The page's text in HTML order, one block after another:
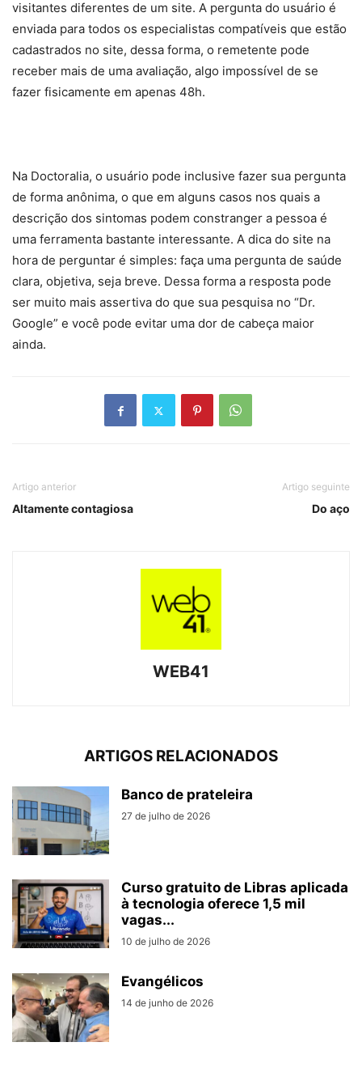
visitantes diferentes de um site. A pergunta do usuário é
enviada para todos os especialistas compatíveis que estão
cadastrados no site, dessa forma, o remetente pode
receber mais de uma avaliação, algo impossível de se
fazer fisicamente em apenas 48h.
Na Doctoralia, o usuário pode inclusive fazer sua pergunta
de forma anônima, o que em alguns casos nos quais a
descrição dos sintomas podem constranger a pessoa é
uma ferramenta bastante interessante. A dica do site na
hora de perguntar é simples: faça uma pergunta de saúde
clara, objetiva, seja breve. Dessa forma a resposta pode
ser muito mais assertiva do que sua pesquisa no “Dr.
Google” e você pode evitar uma dor de cabeça maior
ainda.
Artigo anterior
Altamente contagiosa
Artigo seguinte
Do aço
WEB41
ARTIGOS RELACIONADOS
Banco de prateleira
27 de julho de 2026
Curso gratuito de Libras aplicada
à tecnologia oferece 1,5 mil
vagas...
10 de julho de 2026
Evangélicos
14 de junho de 2026